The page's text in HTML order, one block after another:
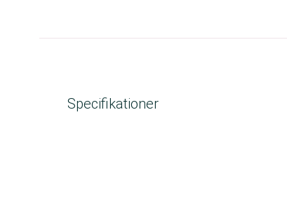
Specifikationer